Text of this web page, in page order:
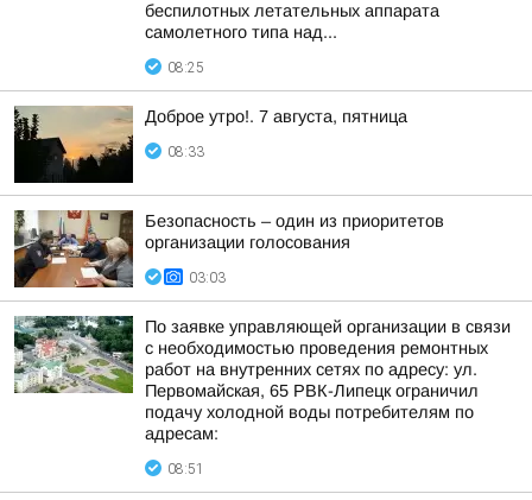
беспилотных летательных аппарата
самолетного типа над...
08:25
Доброе утро!. 7 августа, пятница
08:33
Безопасность – один из приоритетов
организации голосования
03:03
По заявке управляющей организации в связи
с необходимостью проведения ремонтных
работ на внутренних сетях по адресу: ул.
Первомайская, 65 РВК-Липецк ограничил
подачу холодной воды потребителям по
адресам:
08:51